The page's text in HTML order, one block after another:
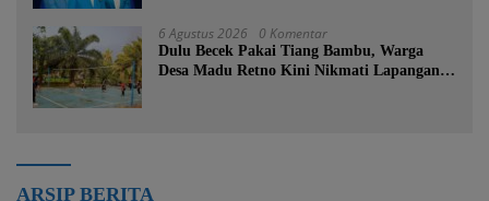
6 Agustus 2026 0 Komentar
Dulu Becek Pakai Tiang Bambu, Warga
Desa Madu Retno Kini Nikmati Lapangan
ARSIP BERITA